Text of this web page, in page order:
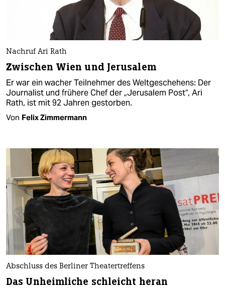
Nachruf Ari Rath
Zwischen Wien und Jerusalem
Er war ein wacher Teilnehmer des Weltgeschehens: Der
Journalist und frühere Chef der „Jerusalem Post“, Ari
Rath, ist mit 92 Jahren gestorben.
Von Felix Zimmermann
Abschluss des Berliner Theatertreffens
Das Unheimliche schleicht heran